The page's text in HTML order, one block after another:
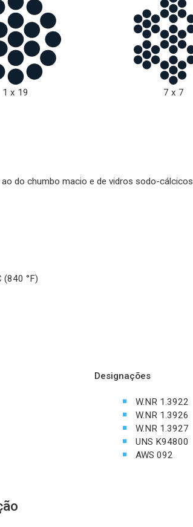
1 x 19 7 x 7
do chumbo macio e de vidros sodo-cálcicos
(840 °F)
Designações
W.NR 1.3922
W.NR 1.3926
W.NR 1.3927
UNS K94800
AWS 092